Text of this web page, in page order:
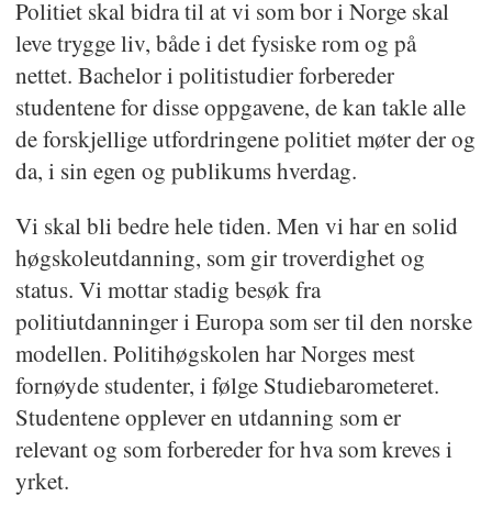
Politiet skal bidra til at vi som bor i Norge skal
leve trygge liv, både i det fysiske rom og på
nettet. Bachelor i politistudier forbereder
studentene for disse oppgavene, de kan takle alle
de forskjellige utfordringene politiet møter der og
da, i sin egen og publikums hverdag.
Vi skal bli bedre hele tiden. Men vi har en solid
høgskoleutdanning, som gir troverdighet og
status. Vi mottar stadig besøk fra
politiutdanninger i Europa som ser til den norske
modellen. Politihøgskolen har Norges mest
fornøyde studenter, i følge Studiebarometeret.
Studentene opplever en utdanning som er
relevant og som forbereder for hva som kreves i
yrket.